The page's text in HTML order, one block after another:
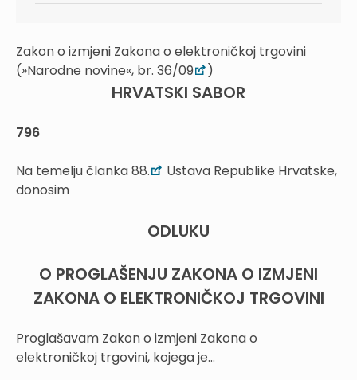
Zakon o izmjeni Zakona o elektroničkoj trgovini
(»Narodne novine«, br. 36/09
)
HRVATSKI SABOR
796
Na temelju članka 88.
Ustava Republike Hrvatske,
donosim
ODLUKU
O PROGLAŠENJU ZAKONA O IZMJENI
ZAKONA O ELEKTRONIČKOJ TRGOVINI
Proglašavam Zakon o izmjeni Zakona o
elektroničkoj trgovini, kojega je...